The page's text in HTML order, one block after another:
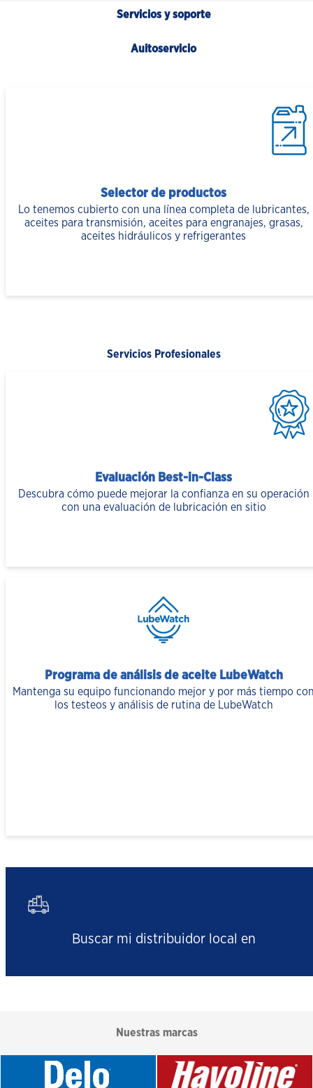
Servicios y soporte
Auitoservicio
Selector de productos
Lo tenemos cubierto con una línea completa de lubricantes,
aceites para transmisión, aceites para engranajes, grasas,
aceites hidráulicos y refrigerantes
Servicios Profesionales
Evaluación Best-in-Class
Descubra cómo puede mejorar la confianza en su operación
con una evaluación de lubricación en sitio
Programa de análisis de aceite LubeWatch
Mantenga su equipo funcionando mejor y por más tiempo
los testeos y análisis de rutina de LubeWatch
Buscar mi distribuidor local en
Nuestras marcas